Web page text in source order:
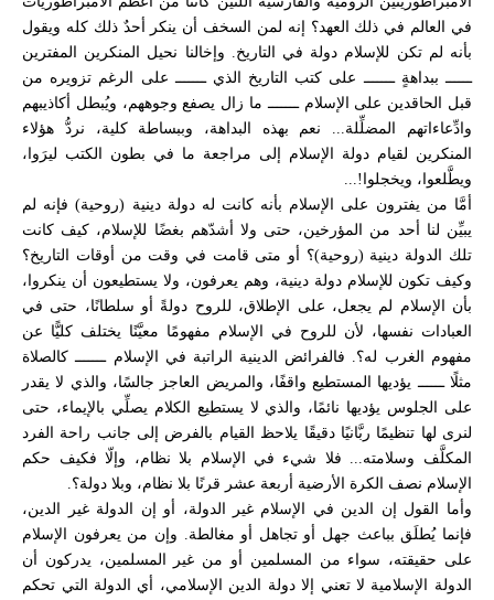
في العالم في ذلك العهد؟ إنه لمن السخف أن ينكر أحدٌ ذلك كله ويقول
بأنه لم تكن للإسلام دولة في التاريخ. وإخالنا نحيل المنكرين المفترين
ــــــ ببداهةٍ ـــــــ على كتب التاريخ الذي ـــــــ على الرغم تزويره من
قبل الحاقدين على الإسلام ـــــــ ما زال يصفع وجوههم، ويُبطل أكاذيبهم
وادِّعاءاتهم المضلِّلة... نعم بهذه البداهة، وببساطة كلية، نردُّ هؤلاء
المنكرين لقيام دولة الإسلام إلى مراجعة ما في بطون الكتب ليرَوا،
ويطَّلعوا، ويخجلوا!...
أمَّا من يفترون على الإسلام بأنه كانت له دولة دينية (روحية) فإنه لم
يبيِّن لنا أحد من المؤرخين، حتى ولا أشدّهم بغضًا للإسلام، كيف كانت
تلك الدولة دينية (روحية)؟ أو متى قامت في وقت من أوقات التاريخ؟
وكيف تكون للإسلام دولة دينية، وهم يعرفون، ولا يستطيعون أن ينكروا،
بأن الإسلام لم يجعل، على الإطلاق، للروح دولةً أو سلطانًا، حتى في
العبادات نفسها، لأن للروح في الإسلام مفهومًا معيَّنًا يختلف كليًّا عن
مفهوم الغرب له؟. فالفرائض الدينية الراتبة في الإسلام ـــــــ كالصلاة
مثلًا ــــــ يؤديها المستطيع واقفًا، والمريض العاجز جالسًا، والذي لا يقدر
على الجلوس يؤديها نائمًا، والذي لا يستطيع الكلام يصلِّي بالإيماء، حتى
لنرى لها تنظيمًا ربَّانيًا دقيقًا يلاحظ القيام بالفرض إلى جانب راحة الفرد
المكلَّف وسلامته... فلا شيء في الإسلام بلا نظام، وإلّا فكيف حكم
الإسلام نصف الكرة الأرضية أربعة عشر قرنًا بلا نظام، وبلا دولة؟.
وأما القول إن الدين في الإسلام غير الدولة، أو إن الدولة غير الدين،
فإنما يُطلَق بباعث جهل أو تجاهل أو مغالطة. وإن من يعرفون الإسلام
على حقيقته، سواء من المسلمين أو من غير المسلمين، يدركون أن
الدولة الإسلامية لا تعني إلا دولة الدين الإسلامي، أي الدولة التي تحكم